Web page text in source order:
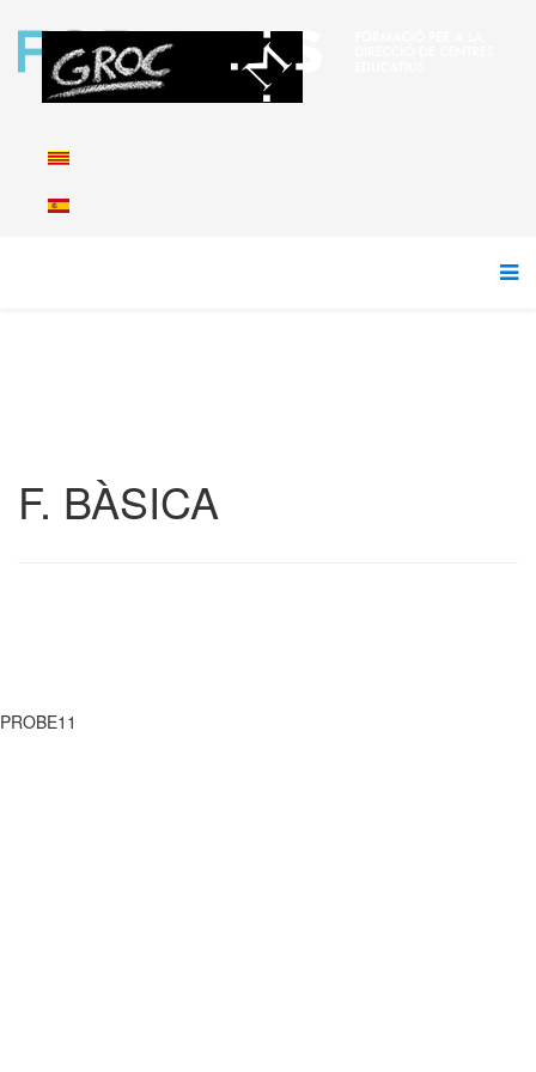
F. BÀSICA